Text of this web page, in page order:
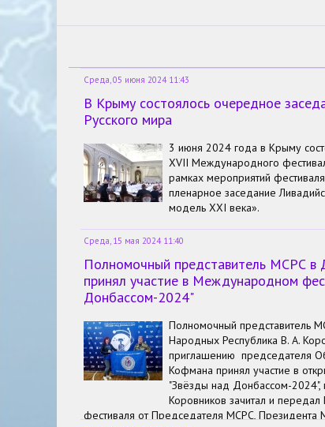
Среда, 05 июня 2024 11:43
В Крыму состоялось очередное
Русского мира
3 июня 2024 года в Крыму
XVII Международного
рамках мероприятий
пленарное заседание
модель XXI века».
Среда, 15 мая 2024 11:40
Полномочный представитель МСРС
принял участие в Международном
Донбассом-2024"
Полномочный представитель
Народных Республика В. А.
приглашению председателя
Кофмана принял участие в
"Звёзды над Донбассом-2024",
Коровников зачитал и передал
фестиваля от Председателя МСРС, Президента